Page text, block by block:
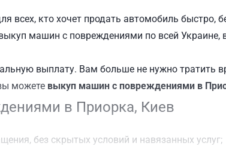
всех, кто хочет продать автомобиль быстро,
машин с повреждениями по всей Украине,
выплату. Вам больше не нужно тратить
можете выкуп машин с повреждениями в
в Приорка, Киев
без скрытых условий и навязанных услуг;